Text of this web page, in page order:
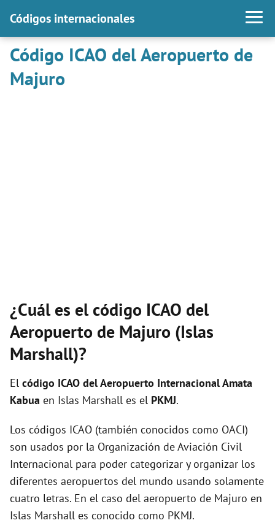
Códigos internacionales
Código ICAO del Aeropuerto de
Majuro
¿Cuál es el código ICAO del
Aeropuerto de Majuro (Islas
Marshall)?
El código ICAO delAeropuerto Internacional Amata
Kabua en Islas Marshall es el PKMJ.
Los códigos ICAO (también conocidos como OACI)
son usados por la Organización de Aviación Civil
Internacional para poder categorizar y organizar los
diferentes aeropuertos del mundo usando solamente
cuatro letras. En el caso del aeropuerto de Majuro en
Islas Marshall es conocido como PKMJ.